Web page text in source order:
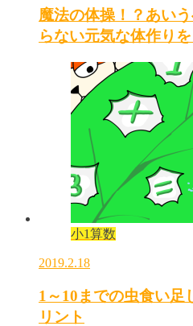
魔法の体操！？あい
らない元気な体作りを
小1算数
2019.2.18
1～10までの虫食い足
リント